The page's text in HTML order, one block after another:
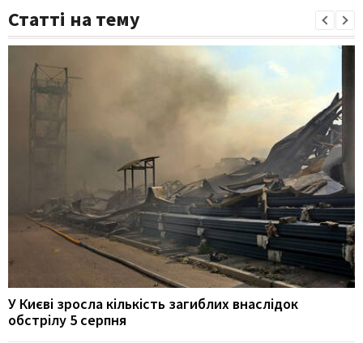
Статті на тему
У Києві зросла кількість загиблих внаслідок
обстрілу 5 серпня